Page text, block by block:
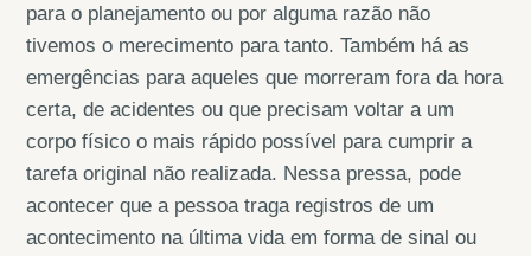
para o planejamento ou por alguma razão não
tivemos o merecimento para tanto. Também há as
emergências para aqueles que morreram fora da hora
certa, de acidentes ou que precisam voltar a um
corpo físico o mais rápido possível para cumprir a
tarefa original não realizada. Nessa pressa, pode
acontecer que a pessoa traga registros de um
acontecimento na última vida em forma de sinal ou